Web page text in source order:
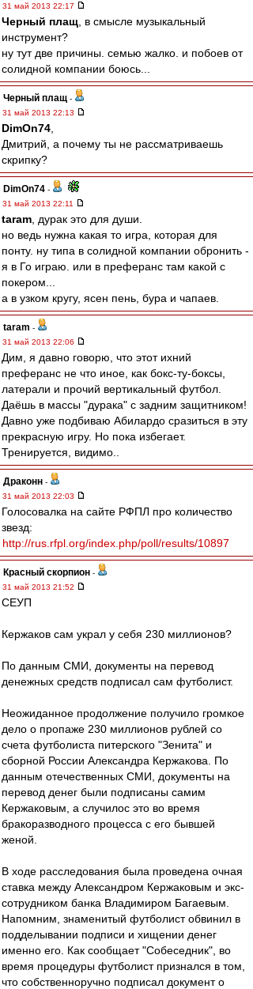
31 май 2013 22:17
Черный плащ , в смысле музыкальный
инструмент?
ну тут две причины. семью жалко. и побоев от
солидной компании боюсь...
Черный плащ -
31 май 2013 22:13
DimOn74
Дмитрий, а почему ты не рассматриваешь
скрипку?
DimOn74 -
31 май 2013 22:11
taram , дурак это для души.
но ведь нужна какая то игра, которая для
понту. ну типа в солидной компании обронить -
я в Го играю. или в преферанс там какой с
покером...
а в узком кругу, ясен пень, бура и чапаев.
taram -
31 май 2013 22:06
Дим, я давно говорю, что этот ихний
преферанс не что иное, как бокс-ту-боксы,
латерали и прочий вертикальный футбол.
Даёшь в массы "дурака" с задним защитником!
Давно уже подбиваю Абилардо сразиться в эту
прекрасную игру. Но пока избегает.
Тренируется, видимо..
Драконн -
31 май 2013 22:03
Голосовалка на сайте РФПЛ про количество
звезд:
http://rus.rfpl.org/index.php/poll/results/10897
Красный скорпион -
31 май 2013 21:52
СЕУП
Кержаков сам украл у себя 230 миллионов?
По данным СМИ, документы на перевод
денежных средств подписал сам футболист.
Неожиданное продолжение получило громкое
дело о пропаже 230 миллионов рублей со
счета футболиста питерского "Зенита" и
сборной России Александра Кержакова. По
данным отечественных СМИ, документы на
перевод денег были подписаны самим
Кержаковым, а случилос это во время
бракоразводного процесса с его бывшей
женой.
В ходе расследования была проведена очная
ставка между Александром Кержаковым и экс-
сотрудником банка Владимиром Багаевым.
Напомним, знаменитый футболист обвинил в
подделывании подписи и хищении денег
именно его. Как сообщает "Собеседник", во
время процедуры футболист признался в том,
что собственноручно подписал документ о